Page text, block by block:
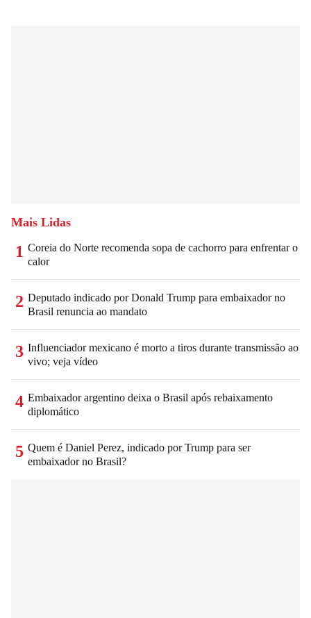
Mais Lidas
1 Coreia do Norte recomenda sopa de cachorro para enfrentar o
calor
2 Deputado indicado por Donald Trump para embaixador no
Brasil renuncia ao mandato
3 Influenciador mexicano é morto a tiros durante transmissão ao
vivo; veja vídeo
4 Embaixador argentino deixa o Brasil após rebaixamento
diplomático
5 Quem é Daniel Perez, indicado por Trump para ser
embaixador no Brasil?